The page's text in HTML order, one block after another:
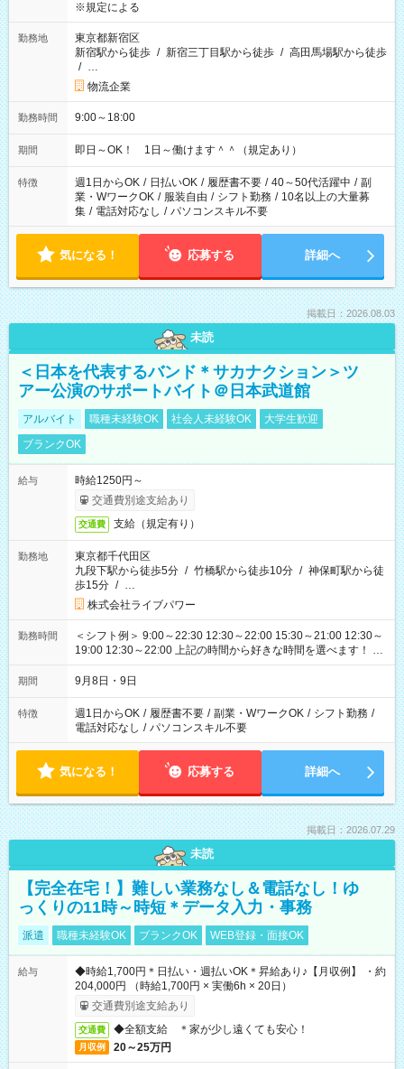
※規定による
勤務地
東京都新宿区
新宿駅から徒歩 / 新宿三丁目駅から徒歩 / 高田馬場駅から徒歩
/ …
物流企業
勤務時間 9:00～18:00
期間 即日～OK！ 1日～働けます＾＾（規定あり）
特徴 週1日からOK / 日払いOK / 履歴書不要 / 40～50代活躍中 / 副
業・WワークOK / 服装自由 / シフト勤務 / 10名以上の大量募
集 / 電話対応なし / パソコンスキル不要
気になる！ 応募する 詳細へ
掲載日：2026.08.03
未読
＜日本を代表するバンド＊サカナクション＞ツ
アー公演のサポートバイト＠日本武道館
アルバイト 職種未経験OK 社会人未経験OK
大学生歓迎
ブランクOK
給与
時給1250円～
交通費別途支給あり
交通費 支給（規定有り）
勤務地
東京都千代田区
九段下駅から徒歩5分 / 竹橋駅から徒歩10分 / 神保町駅から徒
歩15分 / …
株式会社ライブパワー
勤務時間
＜シフト例＞ 9:00～22:30 12:30～22:00 15:30～21:00 12:30～
19:00 12:30～22:00 上記の時間から好きな時間を選べます！ ※
時間は変更となる可能性があります
期間 9月8日・9日
特徴 週1日からOK / 履歴書不要 / 副業・WワークOK / シフト勤務 /
電話対応なし / パソコンスキル不要
気になる！ 応募する 詳細へ
掲載日：2026.07.29
未読
【完全在宅！】難しい業務なし＆電話なし！ゆ
っくりの11時～時短＊データ入力・事務
派遣 職種未経験OK ブランクOK WEB登録・面接OK
給与
◆時給1,700円＊日払い・週払いOK＊昇給あり♪【月収例】 ・約
204,000円 （時給1,700円 × 実働6h × 20日）
交通費別途支給あり
交通費 ◆全額支給 ＊家が少し遠くても安心！
月収例 20～25万円